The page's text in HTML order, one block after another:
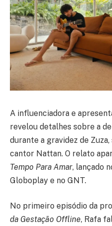
A influenciadora e
revelou detalhes sobre a
durante a gravidez de
cantor Nattan. O relato
Tempo Para Amar, lançado
Globoplay e no GNT.
No primeiro episódio da
da Gestação Offline, Rafa